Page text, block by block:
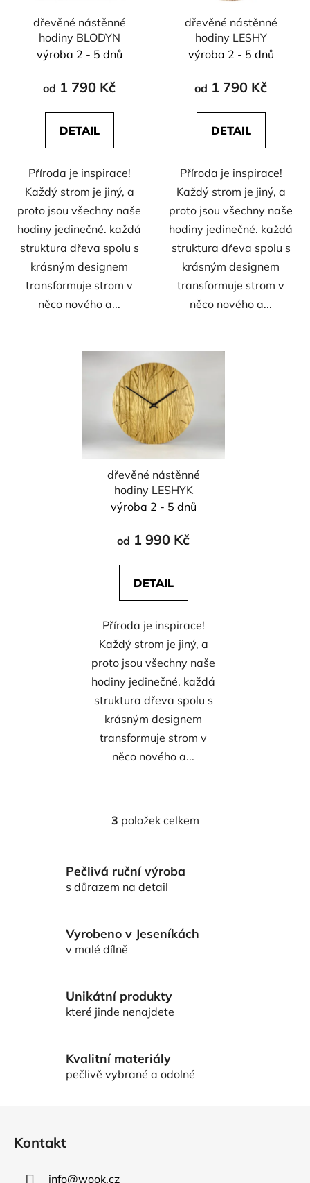
dřevěné nástěnné
hodiny BLODYN
výroba 2 - 5 dnů
od 1 790 Kč
DETAIL
Příroda je inspirace!
Každý strom je jiný, a
proto jsou všechny naše
hodiny jedinečné. každá
struktura dřeva spolu s
krásným designem
transformuje strom v
něco nového a...
dřevěné nástěnné
hodiny LESHY
výroba 2 - 5 dnů
od 1 790 Kč
DETAIL
Příroda je inspirace!
Každý strom je jiný, a
proto jsou všechny naše
hodiny jedinečné. každá
struktura dřeva spolu s
krásným designem
transformuje strom v
něco nového a...
dřevěné nástěnné
hodiny LESHYK
výroba 2 - 5 dnů
od 1 990 Kč
DETAIL
Příroda je inspirace!
Každý strom je jiný, a
proto jsou všechny naše
hodiny jedinečné. každá
struktura dřeva spolu s
krásným designem
transformuje strom v
něco nového a...
O
á
d
í
k
y
p
i
3 položek celkem
Pečlivá ruční výroba
s důrazem na detail
Vyrobeno v Jeseníkách
v malé dílně
Unikátní produkty
které jinde nenajdete
Kvalitní materiály
pečlivě vybrané a odolné
Kontakt
info@wook.cz